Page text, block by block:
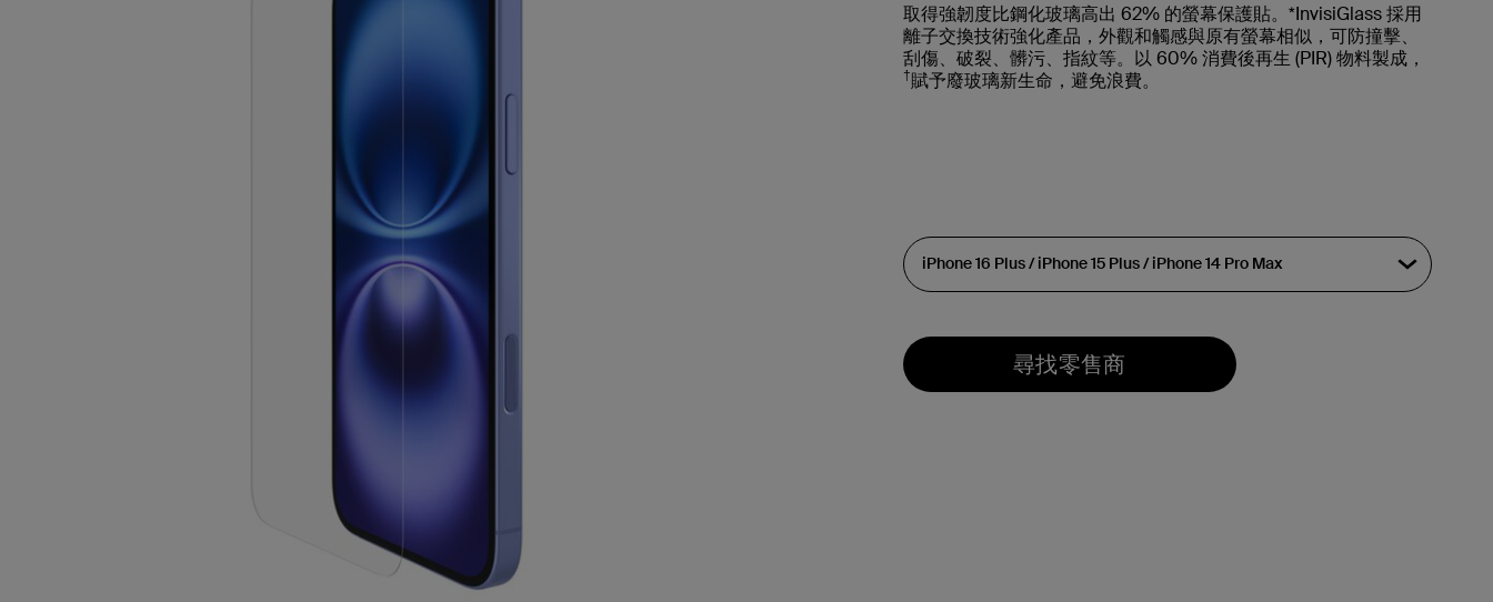
取得強韌度比鋼化玻璃高出 62% 的螢幕保護貼。*InvisiGlass 採用
離子交換技術強化產品，外觀和觸感與原有螢幕相似，可防撞擊、
刮傷、破裂、髒污、指紋等。以 60% 消費後再生 (PIR) 物料製成，
†賦予廢玻璃新生命，避免浪費。
尋找零售商